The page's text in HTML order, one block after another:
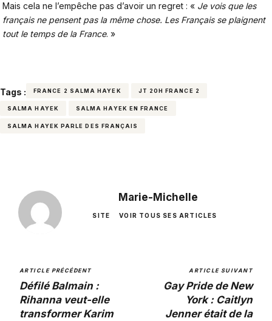
Mais cela ne l’empêche pas d’avoir un regret : « Je vois que les
français ne pensent pas la même chose. Les Français se plaignent
tout le temps de la France. »
Tags : FRANCE 2 SALMA HAYEK JT 20H FRANCE 2
SALMA HAYEK SALMA HAYEK EN FRANCE
SALMA HAYEK PARLE DES FRANÇAIS
Marie-Michelle
SITE VOIR TOUS SES ARTICLES
ARTICLE PRÉCÉDENT
Défilé Balmain :
Rihanna veut-elle
transformer Karim
ARTICLE SUIVANT
Gay Pride de New
York : Caitlyn
Jenner était de la